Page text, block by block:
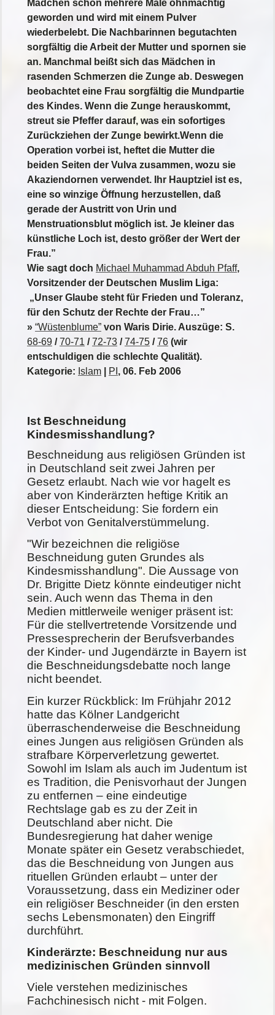
Mädchen schon mehrere Male ohnmächtig
geworden und wird mit einem Pulver
wiederbelebt. Die Nachbarinnen begutachten
sorgfältig die Arbeit der Mutter und spornen sie
an. Manchmal beißt sich das Mädchen in
rasenden Schmerzen die Zunge ab. Deswegen
beobachtet eine Frau sorgfältig die Mundpartie
des Kindes. Wenn die Zunge herauskommt,
streut sie Pfeffer darauf, was ein sofortiges
Zurückziehen der Zunge bewirkt.Wenn die
Operation vorbei ist, heftet die Mutter die
beiden Seiten der Vulva zusammen, wozu sie
Akaziendornen verwendet. Ihr Hauptziel ist es,
eine so winzige Öffnung herzustellen, daß
gerade der Austritt von Urin und
Menstruationsblut möglich ist. Je kleiner das
künstliche Loch ist, desto größer der Wert der
Frau.”
Wie sagt doch Michael Muhammad Abduh Pfaff,
Vorsitzender der Deutschen Muslim Liga:
„Unser Glaube steht für Frieden und Toleranz,
für den Schutz der Rechte der Frau…”
» “Wüstenblume” von Waris Dirie. Auszüge: S.
68-69 / 70-71 / 72-73 / 74-75 / 76 (wir
entschuldigen die schlechte Qualität).
Kategorie: Islam PI , 06. Feb 2006
Ist Beschneidung
Kindesmisshandlung?
Beschneidung aus religiösen Gründen ist
in Deutschland seit zwei Jahren per
Gesetz erlaubt. Nach wie vor hagelt es
aber von Kinderärzten heftige Kritik an
dieser Entscheidung: Sie fordern ein
Verbot von Genitalverstümmelung.
"Wir bezeichnen die religiöse
Beschneidung guten Grundes als
Kindesmisshandlung". Die Aussage von
Dr. Brigitte Dietz könnte eindeutiger nicht
sein. Auch wenn das Thema in den
Medien mittlerweile weniger präsent ist:
Für die stellvertretende Vorsitzende und
Pressesprecherin der Berufsverbandes
der Kinder- und Jugendärzte in Bayern ist
die Beschneidungsdebatte noch lange
nicht beendet.
Ein kurzer Rückblick: Im Frühjahr 2012
hatte das Kölner Landgericht
überraschenderweise die Beschneidung
eines Jungen aus religiösen Gründen als
strafbare Körperverletzung gewertet.
Sowohl im Islam als auch im Judentum ist
es Tradition, die Penisvorhaut der Jungen
zu entfernen – eine eindeutige
Rechtslage gab es zu der Zeit in
Deutschland aber nicht. Die
Bundesregierung hat daher wenige
Monate später ein Gesetz verabschiedet,
das die Beschneidung von Jungen aus
rituellen Gründen erlaubt – unter der
Voraussetzung, dass ein Mediziner oder
ein religiöser Beschneider (in den ersten
sechs Lebensmonaten) den Eingriff
durchführt.
Kinderärzte: Beschneidung nur aus
medizinischen Gründen sinnvoll
Viele verstehen medizinisches
Fachchinesisch nicht - mit Folgen.